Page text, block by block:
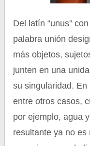
Del latín “unus”
palabra unión
más objetos,
junten en una
su singularidad.
entre otros casos,
por ejemplo, agua
resultante ya no